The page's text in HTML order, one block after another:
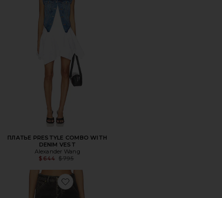
ПЛАТЬЕ PRESTYLE COMBO WITH
DENIM VEST
Alexander Wang
$644
Previous price:
$795
Favorite ЮБКА-ШОРТЫ FLOCKED CARPENTER